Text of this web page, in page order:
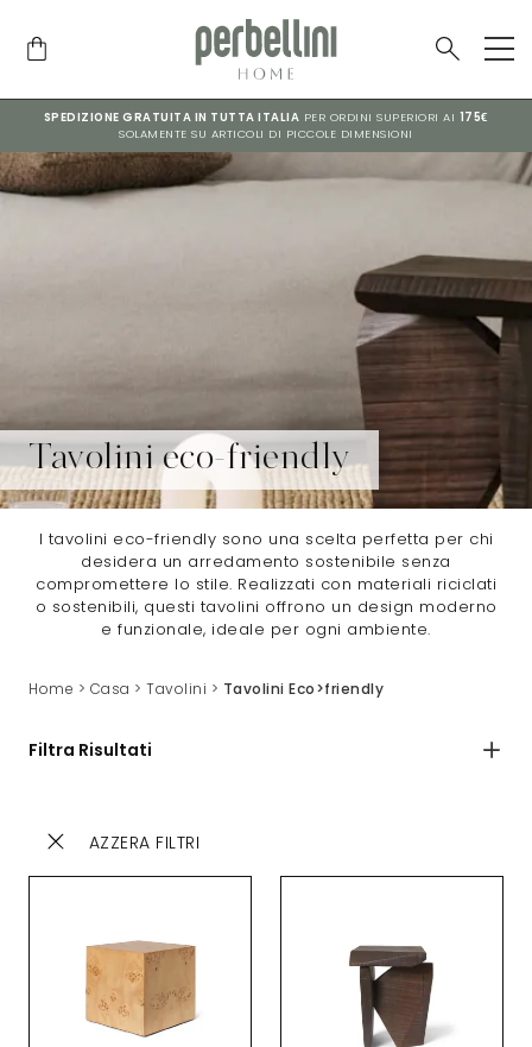
SPEDIZIONE GRATUITA IN TUTTA ITALIA PER ORDINI SUPERIORI AI 175€
SOLAMENTE SU ARTICOLI DI PICCOLE DIMENSIONI
Tavolini eco-friendly
I tavolini eco-friendly sono una scelta perfetta per chi
desidera un arredamento sostenibile senza
compromettere lo stile. Realizzati con materiali riciclati
o sostenibili, questi tavolini offrono un design moderno
e funzionale, ideale per ogni ambiente.
Home > Casa > Tavolini > Tavolini Eco>friendly
Filtra Risultati
AZZERA FILTRI